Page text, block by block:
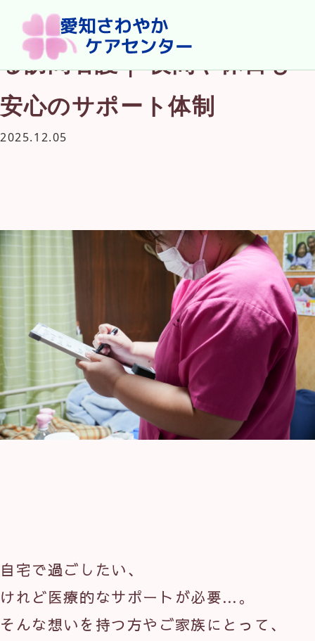
名古屋で“24時間365日”頼れ
る訪問看護｜ 夜間や休日も
安心のサポート体制
2025.12.05
自宅で過ごしたい、
けれど医療的なサポートが必要…。
そんな想いを持つ方やご家族にとって、